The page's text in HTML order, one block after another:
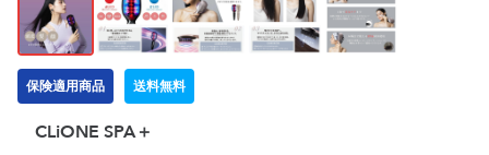
保険適用商品 送料無料
CLiONE SPA＋